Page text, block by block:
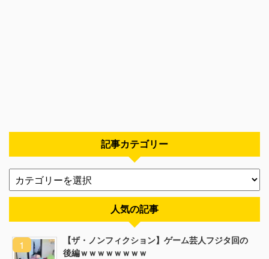
記事カテゴリー
人気の記事
【ザ・ノンフィクション】ゲーム芸人フジタ回の
後編ｗｗｗｗｗｗｗｗ